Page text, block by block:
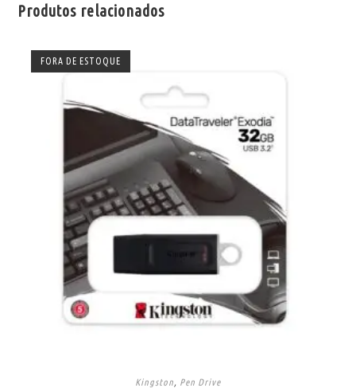
Produtos relacionados
FORA DE ESTOQUE
Kingston Pen Drive